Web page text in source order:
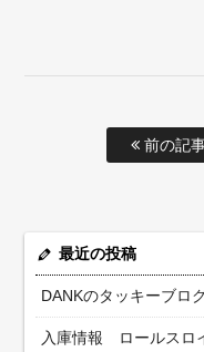
前の記
最近の投稿
DANKのタッキーブ
入庫情報 ロールス